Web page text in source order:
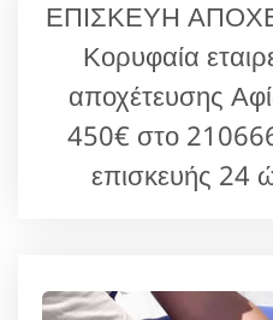
ΕΠΙΣΚΕΥΗ
Κορυφαία
αποχέτευσης
450€ στο
επισκευής 24